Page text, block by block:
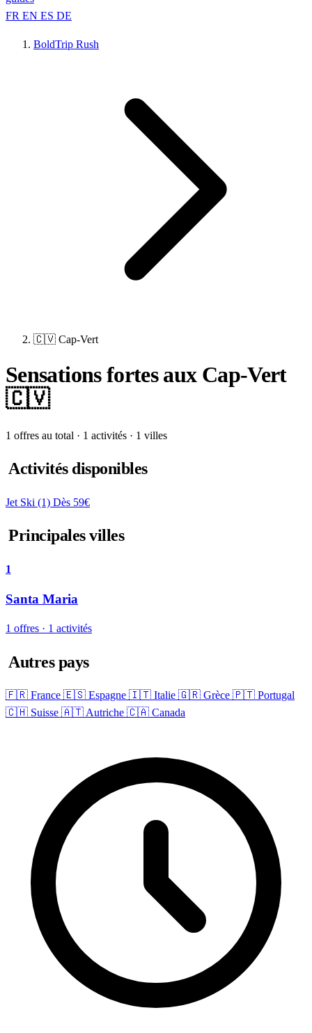
FR EN ES DE
BoldTrip Rush
🇨🇻 Cap-Vert
Sensations fortes aux Cap-Vert
🇨🇻
1 offres au total · 1 activités · 1 villes
Activités disponibles
Jet Ski (1) Dès 59€
Principales villes
1
Santa Maria
1 offres · 1 activités
Autres pays
🇫🇷 France 🇪🇸 Espagne 🇮🇹 Italie 🇬🇷 Grèce 🇵🇹 Portugal
🇨🇭 Suisse 🇦🇹 Autriche 🇨🇦 Canada